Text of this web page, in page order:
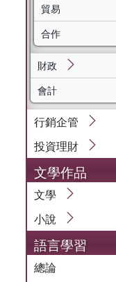
貿易
合作
財政
會計
行銷企管
投資理財
文學作品
文學
小說
語言學習
總論